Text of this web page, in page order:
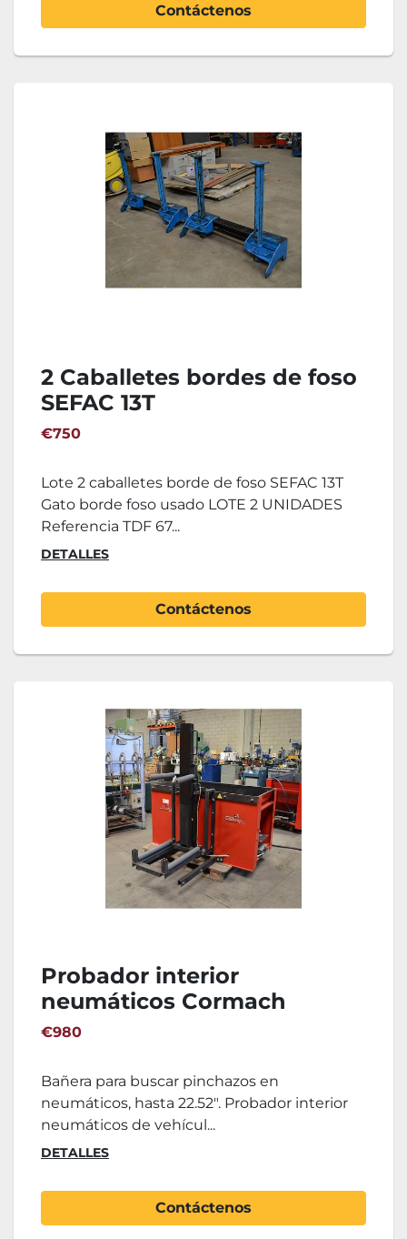
Contáctenos
2 Caballetes bordes de foso
SEFAC 13T
€750
Lote 2 caballetes borde de foso SEFAC 13T
Gato borde foso usado LOTE 2 UNIDADES
Referencia TDF 67...
DETALLES
Contáctenos
Probador interior
neumáticos Cormach
€980
Bañera para buscar pinchazos en
neumáticos, hasta 22.52". Probador interior
neumáticos de vehícul...
DETALLES
Contáctenos